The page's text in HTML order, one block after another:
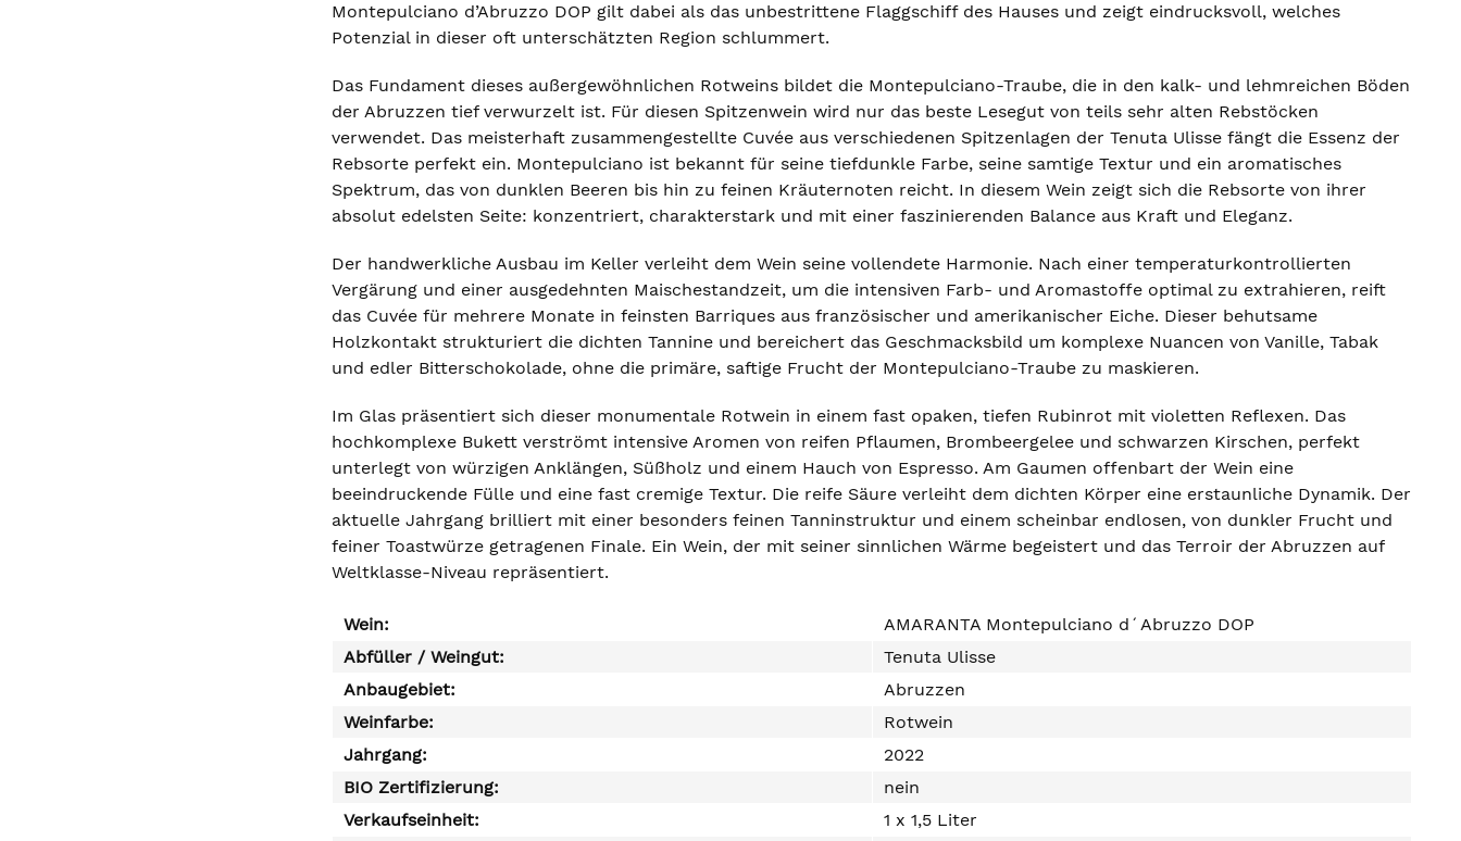
Montepulciano d’Abruzzo DOP gilt dabei als das unbestrittene Flaggschiff des Hauses und zeigt eindrucksvoll, welches
Potenzial in dieser oft unterschätzten Region schlummert.
Das Fundament dieses außergewöhnlichen Rotweins bildet die Montepulciano-Traube, die in den kalk- und lehmreichen Böden
der Abruzzen tief verwurzelt ist. Für diesen Spitzenwein wird nur das beste Lesegut von teils sehr alten Rebstöcken
verwendet. Das meisterhaft zusammengestellte Cuvée aus verschiedenen Spitzenlagen der Tenuta Ulisse fängt die Essenz der
Rebsorte perfekt ein. Montepulciano ist bekannt für seine tiefdunkle Farbe, seine samtige Textur und ein aromatisches
Spektrum, das von dunklen Beeren bis hin zu feinen Kräuternoten reicht. In diesem Wein zeigt sich die Rebsorte von ihrer
absolut edelsten Seite: konzentriert, charakterstark und mit einer faszinierenden Balance aus Kraft und Eleganz.
Der handwerkliche Ausbau im Keller verleiht dem Wein seine vollendete Harmonie. Nach einer temperaturkontrollierten
Vergärung und einer ausgedehnten Maischestandzeit, um die intensiven Farb- und Aromastoffe optimal zu extrahieren, reift
das Cuvée für mehrere Monate in feinsten Barriques aus französischer und amerikanischer Eiche. Dieser behutsame
Holzkontakt strukturiert die dichten Tannine und bereichert das Geschmacksbild um komplexe Nuancen von Vanille, Tabak
und edler Bitterschokolade, ohne die primäre, saftige Frucht der Montepulciano-Traube zu maskieren.
Im Glas präsentiert sich dieser monumentale Rotwein in einem fast opaken, tiefen Rubinrot mit violetten Reflexen. Das
hochkomplexe Bukett verströmt intensive Aromen von reifen Pflaumen, Brombeergelee und schwarzen Kirschen, perfekt
unterlegt von würzigen Anklängen, Süßholz und einem Hauch von Espresso. Am Gaumen offenbart der Wein eine
beeindruckende Fülle und eine fast cremige Textur. Die reife Säure verleiht dem dichten Körper eine erstaunliche Dynamik. Der
aktuelle Jahrgang brilliert mit einer besonders feinen Tanninstruktur und einem scheinbar endlosen, von dunkler Frucht und
feiner Toastwürze getragenen Finale. Ein Wein, der mit seiner sinnlichen Wärme begeistert und das Terroir der Abruzzen auf
Weltklasse-Niveau repräsentiert.
Wein:
AMARANTA Montepulciano d´Abruzzo DOP
Abfüller / Weingut:
Tenuta Ulisse
Anbaugebiet:
Abruzzen
Weinfarbe:
Rotwein
Jahrgang:
2022
BIO Zertifizierung:
nein
Verkaufseinheit:
1 x 1,5 Liter